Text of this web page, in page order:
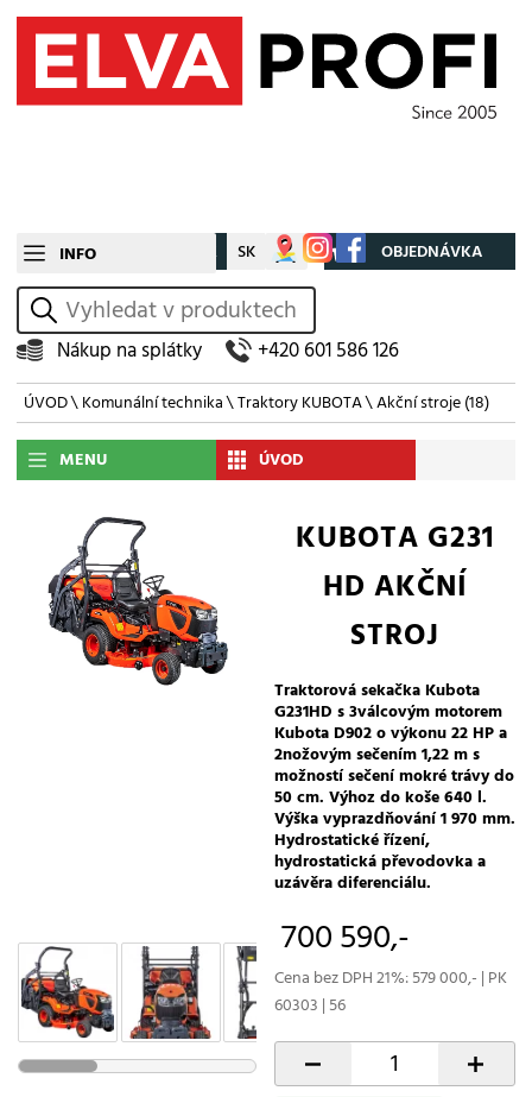
INFO CZ SK Můj účet OBJEDNÁVKA
vyhledat
Nákup na splátky +420 601 586 126
ÚVOD\Komunální technika\Traktory KUBOTA\Akční stroje(18)
MENU ÚVOD
KUBOTA G231
HD AKČNÍ
STROJ
Traktorová sekačka Kubota
G231HD s 3válcovým motorem
Kubota D902 o výkonu 22 HP a
2nožovým sečením 1,22 m s
možností sečení mokré trávy do
50 cm. Výhoz do koše 640 l.
Výška vyprazdňování 1 970 mm.
Hydrostatické řízení,
hydrostatická převodovka a
uzávěra diferenciálu.
700 590,-
Cena bez DPH 21%: 579 000,- | PK
60303 | 56
- +